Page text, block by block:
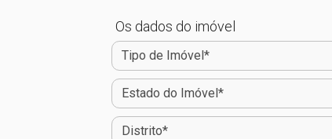
Os dados do imóvel